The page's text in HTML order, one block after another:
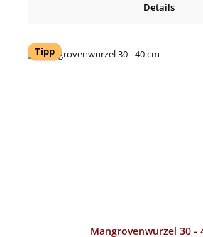
Details
Tipp
Mangrovenwurzel 30 -